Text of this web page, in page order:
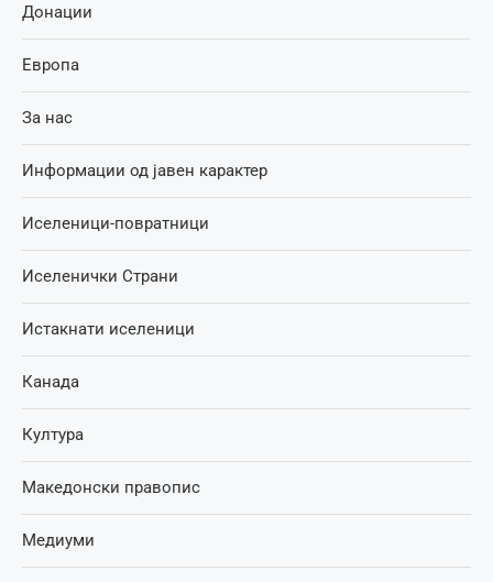
Донации
Европа
За нас
Информации од јавен карактер
Иселеници-повратници
Иселенички Страни
Истакнати иселеници
Канада
Култура
Македонски правопис
Медиуми